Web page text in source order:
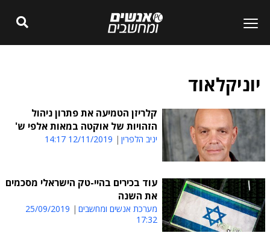
יוניקלאוד
קלריזן הטמיעה את פתרון ניהול
הזהויות של אוקטה במאות אלפי ש'
יניב הלפרין 12/11/2019 14:17
עוד בכירים בהיי-טק הישראלי מסכמים
את השנה
מערכת אנשים ומחשבים
25/09/2019
17:32